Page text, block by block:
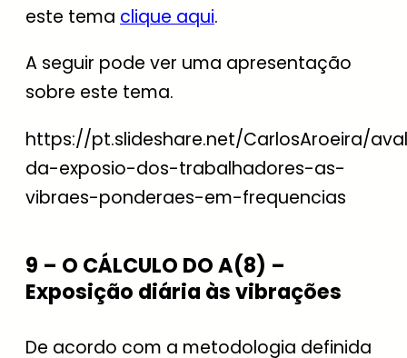
este tema clique aqui.
A seguir pode ver uma apresentação
sobre este tema.
https://pt.slideshare.net/CarlosAroeira/
da-exposio-dos-trabalhadores-as-
vibraes-ponderaes-em-frequencias
9 – O CÁLCULO DO A(8) –
Exposição diária às vibrações
De acordo com a metodologia definida